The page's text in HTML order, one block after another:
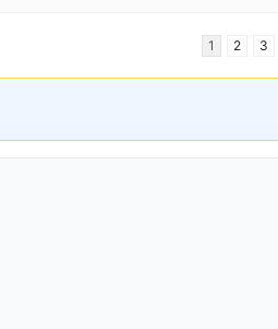
1 2 3